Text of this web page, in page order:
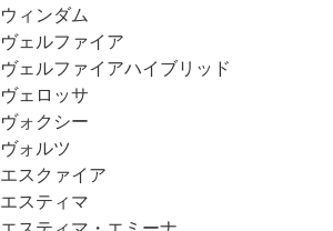
ウィンダム
ヴェルファイア
ヴェルファイアハイブリッド
ヴェロッサ
ヴォクシー
ヴォルツ
エスクァイア
エスティマ